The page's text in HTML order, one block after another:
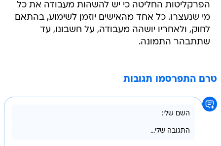
הפרקליטות החליטה כי יש להשהות מעבודה את כל
מי שנעצרו. כל אחד מהאישים יוזמן לשימוע, בהתאם
לחוק, ולאחריו יושהה מעבודה, על חשבונו, עד
שתתבהר התמונה.
טרם התפרסמו תגובות